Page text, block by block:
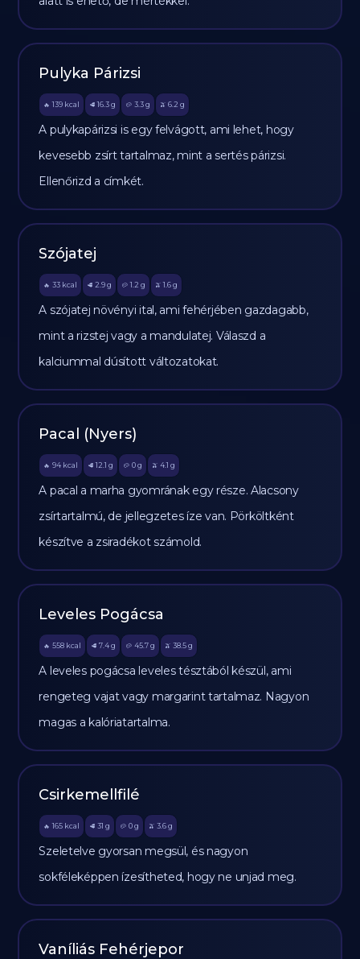
Pulyka Párizsi
🔥 139 kcal 🥩 16.3 g 🥔 3.3g 🫒 6.2 g
A pulykapárizsi is egy felvágott, ami lehet, hogy
kevesebb zsírt tartalmaz, mint a sertés párizsi.
Ellenőrizd a címkét.
Szójatej
🔥 33 kcal 🥩 2.9 g 🥔 1.2 g 🫒 1.6 g
A szójatej növényi ital, ami fehérjében gazdagabb,
mint a rizstej vagy a mandulatej. Válaszd a
kalciummal dúsított változatokat.
Pacal (Nyers)
🔥 94 kcal 🥩 12.1 g 🥔 0g 🫒 4.1 g
A pacal a marha gyomrának egy része. Alacsony
zsírtartalmú, de jellegzetes íze van. Pörköltként
készítve a zsiradékot számold.
Leveles Pogácsa
🔥 558 kcal 🥩 7.4 g 🥔 45.7g 🫒 38.5 g
A leveles pogácsa leveles tésztából készül, ami
rengeteg vajat vagy margarint tartalmaz. Nagyon
magas a kalóriatartalma.
Csirkemellfilé
🔥 165 kcal 🥩 31 g 🥔 0g 🫒 3.6 g
Szeletelve gyorsan megsül, és nagyon
sokféleképpen ízesítheted, hogy ne unjad meg.
Vaníliás Fehérjepor